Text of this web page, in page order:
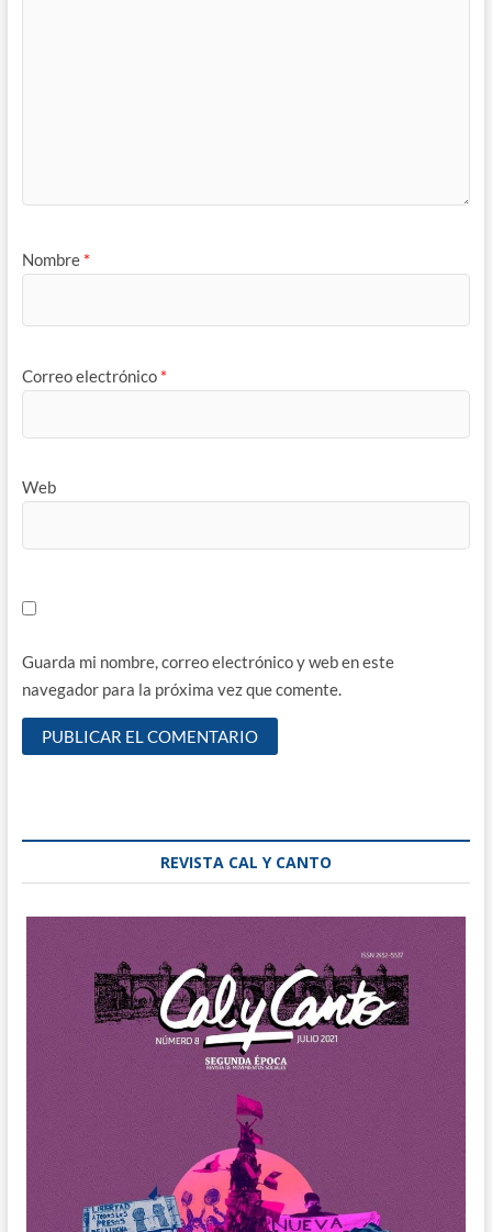
Nombre *
Correo electrónico *
Web
Guarda mi nombre, correo electrónico y web en este
navegador para la próxima vez que comente.
REVISTA CAL Y CANTO